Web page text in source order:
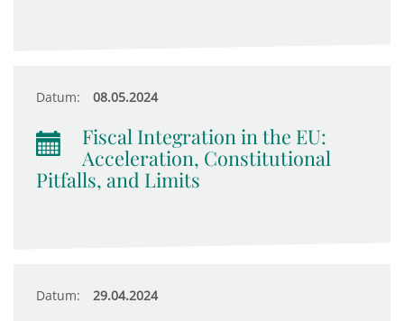
Datum: 08.05.2024
Fiscal Integration in the EU:
Acceleration, Constitutional
Pitfalls, and Limits
Datum: 29.04.2024